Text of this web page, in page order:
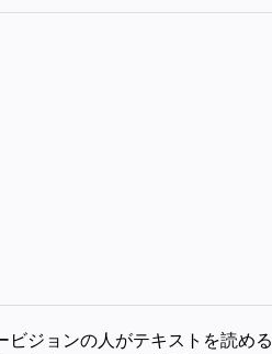
ビジョンの人がテキストを読める